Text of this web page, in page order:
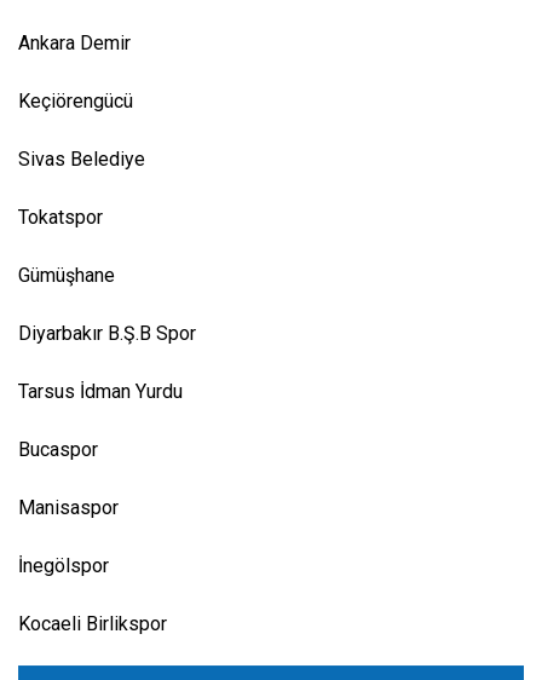
Ankara Demir
Keçiörengücü
Sivas Belediye
Tokatspor
Gümüşhane
Diyarbakır B.Ş.B Spor
Tarsus İdman Yurdu
Bucaspor
Manisaspor
İnegölspor
Kocaeli Birlikspor